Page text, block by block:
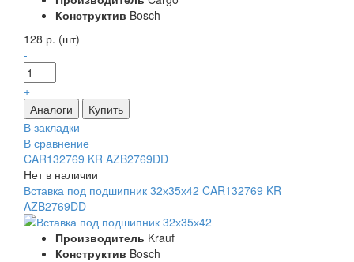
Конструктив Bosch
128 р. (шт)
-
+
В закладки
В сравнение
CAR132769 KR AZB2769DD
Нет в наличии
Вставка под подшипник 32х35х42 CAR132769 KR
AZB2769DD
Производитель Krauf
Конструктив Bosch